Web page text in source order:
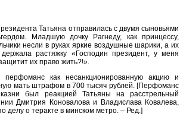
Татьяна отправилась с двумя сыновьями
Младшую дочку Рагнеду, как принцессу,
несли в руках яркие воздушные шарики, а их
растяжку «Господин президент, у меня
их право жить?!».
перфоманс как несанкционированную акцию и
мать штрафом в 700 тысяч рублей. [Перфоманс
был реакцией Татьяны на расстрельный
Дмитрия Коновалова и Владислава Ковалева,
делу о теракте в минском метро. – Ред.]